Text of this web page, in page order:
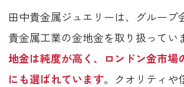
田中貴金属ジュエリーは、グループ
貴金属工業の金地金を取り扱ってい
地金は純度が高く、ロンドン金市場
にも選ばれています。クオリティや